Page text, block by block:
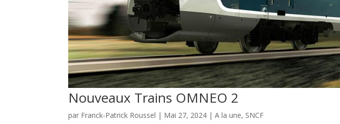
Nouveaux Trains OMNEO 2
par Franck-Patrick Roussel | Mai 27, 2024 |A la une, SNCF